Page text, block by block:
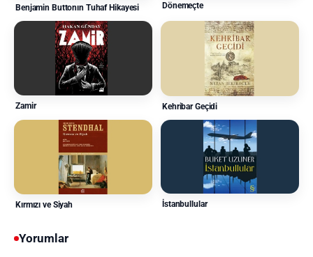
Benjamin Buttonın Tuhaf Hikayesi Dönemeçte
Zamir Kehribar Geçidi
Kırmızı ve Siyah İstanbullular
Yorumlar